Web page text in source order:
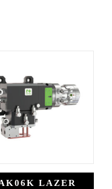
LAZER